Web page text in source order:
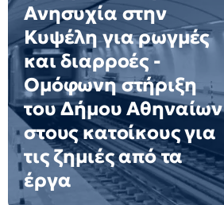
Ανησυχία στην
Κυψέλη για ρωγμές
και διαρροές -
Ομόφωνη στήριξη
του Δήμου Αθηναίων
στους κατοίκους για
τις ζημιές από τα
έργα